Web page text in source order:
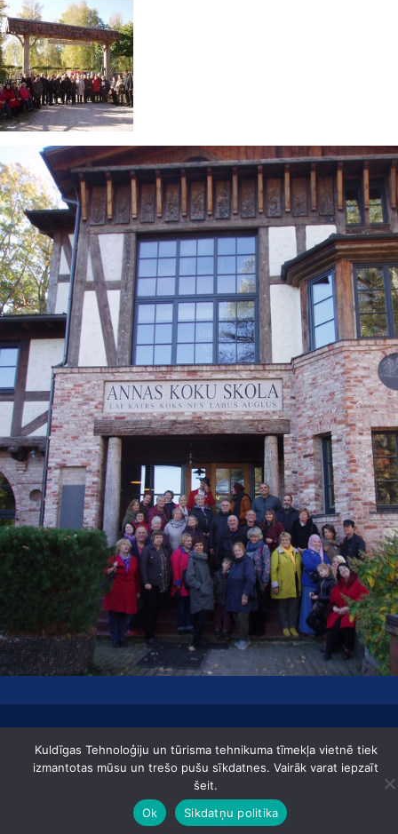
Lapas karte Datu aizsardzības regula Izstrādātājs: Aģentūra zīle
Kuldīgas tehnoloģiju un tūrisma tehnikums © 2019
Kuldīgas Tehnoloģiju un tūrisma tehnikuma tīmekļa vietnē tiek
izmantotas mūsu un trešo pušu sīkdatnes. Vairāk varat iepzaīt
šeit.
Ok
Sikdatņu politika